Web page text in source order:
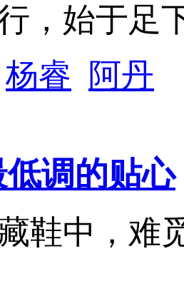
，始于足
杨睿 阿丹
调的贴心
鞋中，难